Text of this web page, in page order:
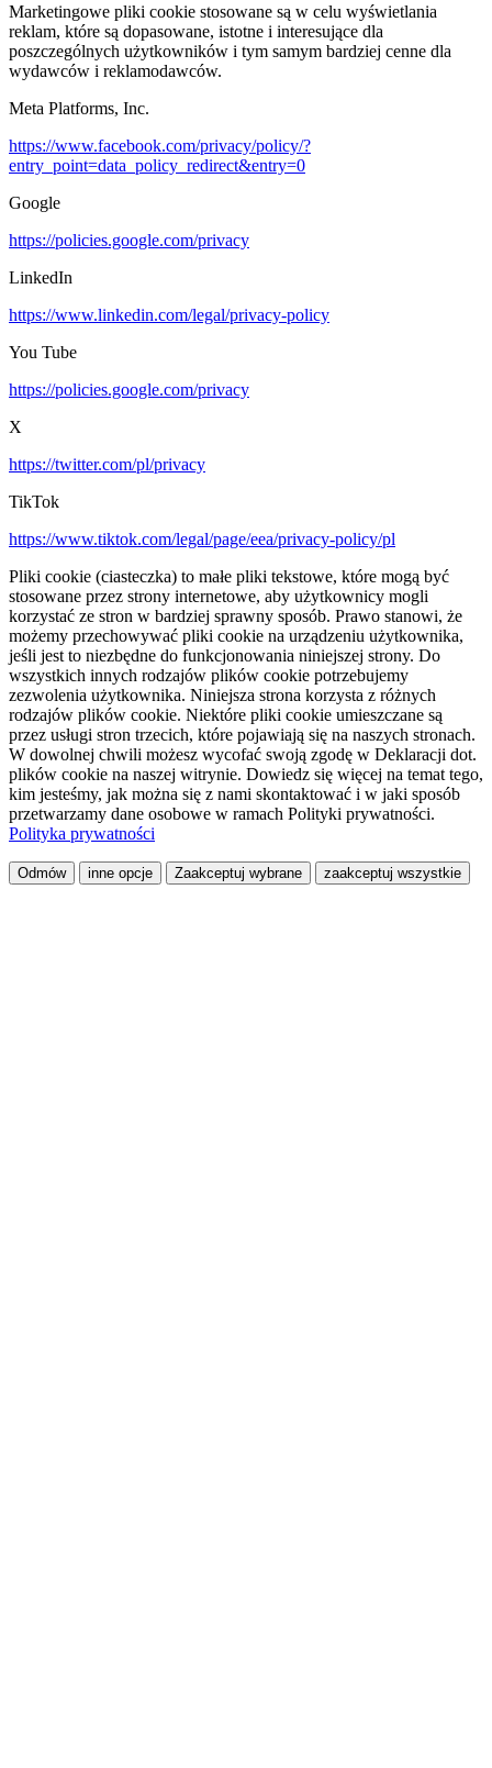
Marketingowe pliki cookie stosowane są w celu wyświetlania
reklam, które są dopasowane, istotne i interesujące dla
poszczególnych użytkowników i tym samym bardziej cenne dla
wydawców i reklamodawców.
Meta Platforms, Inc.
https://www.facebook.com/privacy/policy/?
entry_point=data_policy_redirect&entry=0
Google
https://policies.google.com/privacy
LinkedIn
https://www.linkedin.com/legal/privacy-policy
You Tube
https://policies.google.com/privacy
X
https://twitter.com/pl/privacy
TikTok
https://www.tiktok.com/legal/page/eea/privacy-policy/pl
Pliki cookie (ciasteczka) to małe pliki tekstowe, które mogą być
stosowane przez strony internetowe, aby użytkownicy mogli
korzystać ze stron w bardziej sprawny sposób. Prawo stanowi, że
możemy przechowywać pliki cookie na urządzeniu użytkownika,
jeśli jest to niezbędne do funkcjonowania niniejszej strony. Do
wszystkich innych rodzajów plików cookie potrzebujemy
zezwolenia użytkownika. Niniejsza strona korzysta z różnych
rodzajów plików cookie. Niektóre pliki cookie umieszczane są
przez usługi stron trzecich, które pojawiają się na naszych stronach.
W dowolnej chwili możesz wycofać swoją zgodę w Deklaracji dot.
plików cookie na naszej witrynie. Dowiedz się więcej na temat tego,
kim jesteśmy, jak można się z nami skontaktować i w jaki sposób
przetwarzamy dane osobowe w ramach Polityki prywatności.
Polityka prywatności
Odmów inne opcje Zaakceptuj wybrane zaakceptuj wszystkie